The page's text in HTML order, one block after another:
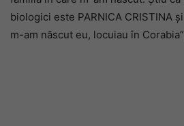
biologici este PARNICA CRISTINA
m-am născut eu, locuiau în